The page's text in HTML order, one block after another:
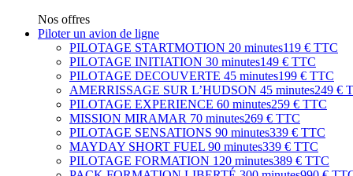
Nos offres
Piloter un avion de ligne
PILOTAGE STARTMOTION 20 minutes119 € TTC
PILOTAGE INITIATION 30 minutes149 € TTC
PILOTAGE DECOUVERTE 45 minutes199 € TTC
AMERRISSAGE SUR L’HUDSON 45 minutes249 €
PILOTAGE EXPERIENCE 60 minutes259 € TTC
MISSION MIRAMAR 70 minutes269 € TTC
PILOTAGE SENSATIONS 90 minutes339 € TTC
MAYDAY SHORT FUEL 90 minutes339 € TTC
PILOTAGE FORMATION 120 minutes389 € TTC